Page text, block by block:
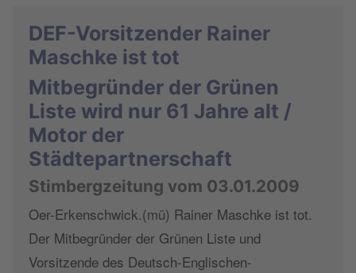
DEF-Vorsitzender Rainer
Maschke ist tot
Mitbegründer der Grünen
Liste wird nur 61 Jahre alt /
Motor der
Städtepartnerschaft
Stimbergzeitung vom 03.01.2009
Oer-Erkenschwick.(mü) Rainer Maschke ist tot.
Der Mitbegründer der Grünen Liste und
Vorsitzende des Deutsch-Englischen-